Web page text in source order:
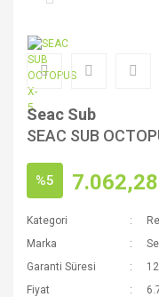
Seac Sub
SEAC SUB
%5
Kategori
Marka
Garanti Süresi
Fiyat